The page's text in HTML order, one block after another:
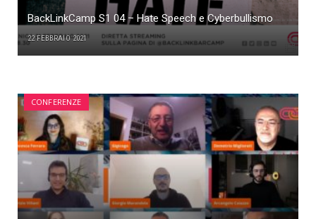
BackLinkCamp S1 04 – Hate Speech e Cyberbullismo
22 FEBBRAIO 2021
CONFERENZE